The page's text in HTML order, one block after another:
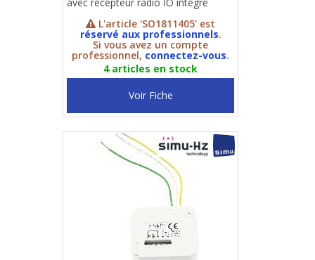
L'article 'SO1811405' est
réservé aux professionnels.
Si vous avez un compte
professionnel, connectez-vous.
4 articles en stock
Voir Fiche